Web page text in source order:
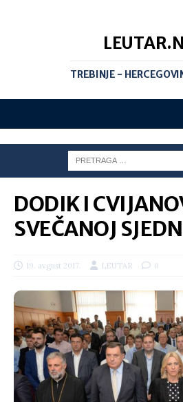
TREBINJE -
DODIK I
SVEČANOJ
19. avgust 2017. LEUTAR 0